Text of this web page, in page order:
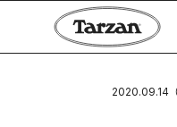
2020.09.14 （